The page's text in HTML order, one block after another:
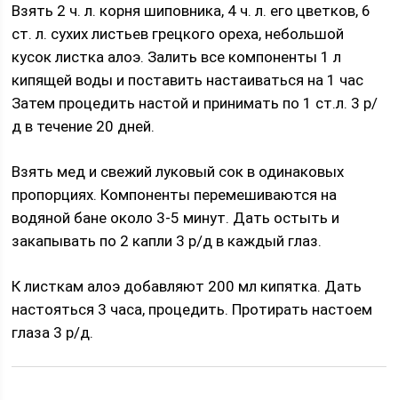
Взять 2 ч. л. корня шиповника, 4 ч. л. его цветков, 6
ст. л. сухих листьев грецкого ореха, небольшой
кусок листка алоэ. Залить все компоненты 1 л
кипящей воды и поставить настаиваться на 1 час
Затем процедить настой и принимать по 1 ст.л. 3 р/
д в течение 20 дней.
Взять мед и свежий луковый сок в одинаковых
пропорциях. Компоненты перемешиваются на
водяной бане около 3-5 минут. Дать остыть и
закапывать по 2 капли 3 р/д в каждый глаз.
К листкам алоэ добавляют 200 мл кипятка. Дать
настояться 3 часа, процедить. Протирать настоем
глаза 3 р/д.